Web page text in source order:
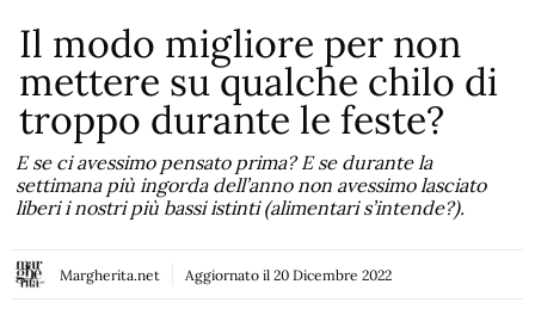
Il modo migliore per non
mettere su qualche chilo di
troppo durante le feste?
E se ci avessimo pensato prima? E se durante la
settimana più ingorda dell’anno non avessimo lasciato
liberi i nostri più bassi istinti (alimentari s’intende?).
Margherita.net Aggiornato il 20 Dicembre 2022